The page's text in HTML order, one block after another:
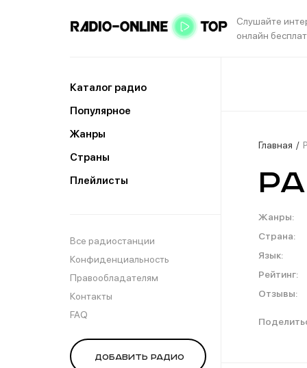
Слушайте
онлайн
Главная
Жанры:
Страна:
Язык:
Рейтинг:
Отзывы:
Каталог радио
Популярное
Жанры
Страны
Плейлисты
Все радиостанции
Конфиденциальность
Правообладателям
Контакты
FAQ
Добавить радио